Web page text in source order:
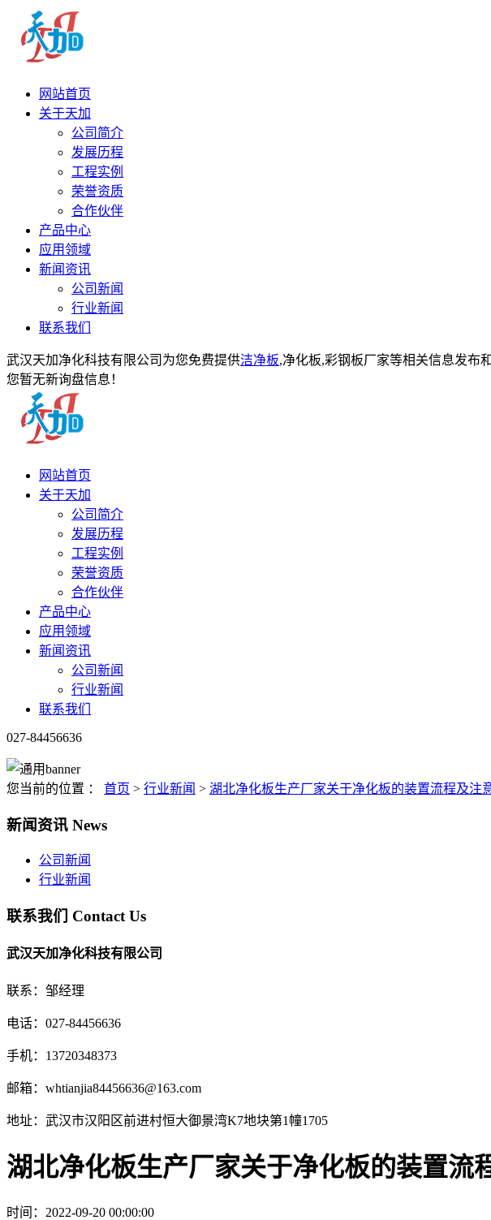
网站首页
关于天加
公司简介
发展历程
工程实例
荣誉资质
合作伙伴
产品中心
应用领域
新闻资讯
公司新闻
行业新闻
联系我们
武汉天加净化科技有限公司为您免费提供洁净板,净化板,彩钢板厂家等相关信息发布
您暂无新询盘信息！
网站首页
关于天加
公司简介
发展历程
工程实例
荣誉资质
合作伙伴
产品中心
应用领域
新闻资讯
公司新闻
行业新闻
联系我们
027-84456636
您当前的位置 ： 首页 > 行业新闻 > 湖北净化板生产厂家关于净化板的装置流程及注
新闻资讯 News
公司新闻
行业新闻
联系我们 Contact Us
武汉天加净化科技有限公司
联系：邹经理
电话：027-84456636
手机：13720348373
邮箱：whtianjia84456636@163.com
地址：武汉市汉阳区前进村恒大御景湾K7地块第1幢1705
湖北净化板生产厂家关于净化板的装置流
时间：2022-09-20 00:00:00